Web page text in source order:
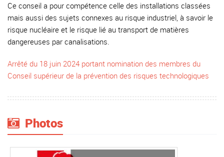
Ce conseil a pour compétence celle des installations classées
mais aussi des sujets connexes au risque industriel, à savoir le
risque nucléaire et le risque lié au transport de matières
dangereuses par canalisations.
Arrêté du 18 juin 2024 portant nomination des membres du
Conseil supérieur de la prévention des risques technologiques
Photos